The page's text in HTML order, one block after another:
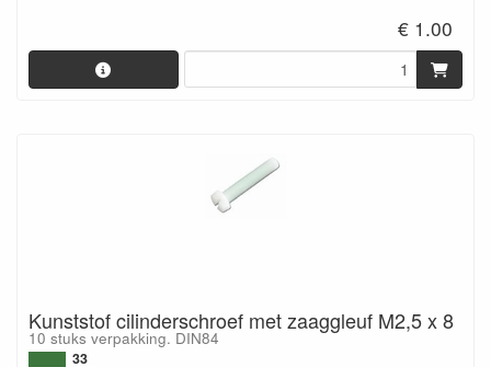
€ 1.00
Kunststof cilinderschroef met zaaggleuf M2,5 x 8
10 stuks verpakking. DIN84
33